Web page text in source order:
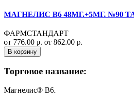
МАГНЕЛИС В6 48МГ.+5МГ. №90
ФАРМСТАНДАРТ
от 776.00 р. от 862.00 р.
В корзину
Торговое название:
Магнелис® В6.